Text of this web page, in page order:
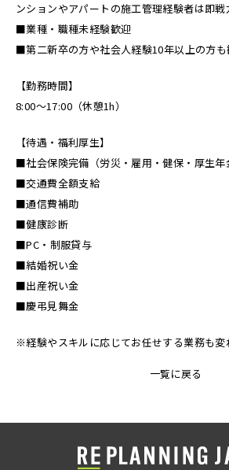
ンションやアパートの施工管理経験者は即戦
■業種・職種未経験歓迎
■第二新卒の方や社会人経験10年以上の方も
【勤務時間】
8:00～17:00（休憩1h）
【待遇・福利厚生】
■社会保険完備（労災・雇用・健保・厚生年
■交通費全額支給
■通信費補助
■健康診断
■PC・制服貸与
■結婚祝い金
■出産祝い金
■慶弔見舞金
※経験やスキルに応じてお任せする業務も変
一覧に戻る